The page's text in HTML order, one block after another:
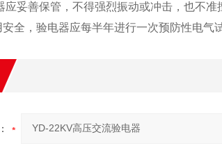
应妥善保管，不得强烈振动或冲击，也不准
全，验电器应每半年进行一次预防性电气试